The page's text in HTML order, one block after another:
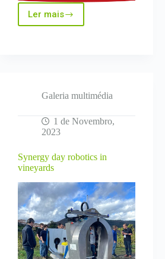
Ler maisApresentação
de
Galeria multimédia
1 de Novembro,
2023
Synergy day robotics in
vineyards